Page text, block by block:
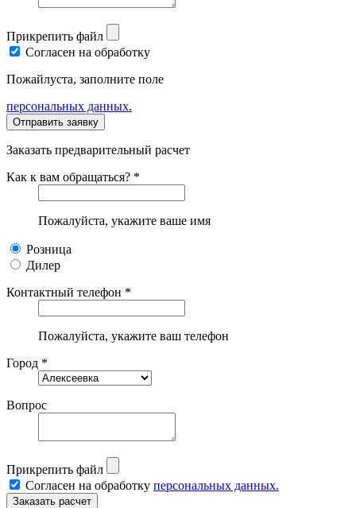
Прикрепить файл
Согласен на обработку
Пожайлуста, заполните поле
персональных данных.
Заказать предварительный расчет
Как к вам обращаться? *
Пожалуйста, укажите ваше имя
Розница
Дилер
Контактный телефон *
Пожалуйста, укажите ваш телефон
Город *
Вопрос
Прикрепить файл
Согласен на обработку персональных данных.